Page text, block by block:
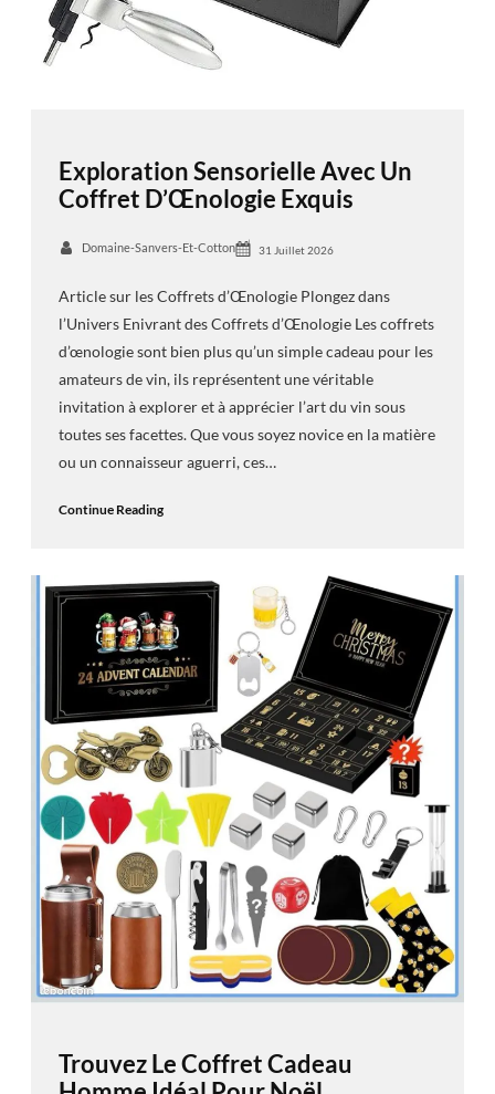
Exploration Sensorielle Avec Un
Coffret D’Œnologie Exquis
Domaine-Sanvers-Et-Cotton 31 Juillet 2026
Article sur les Coffrets d’Œnologie Plongez dans
l’Univers Enivrant des Coffrets d’Œnologie Les coffrets
d’œnologie sont bien plus qu’un simple cadeau pour les
amateurs de vin, ils représentent une véritable
invitation à explorer et à apprécier l’art du vin sous
toutes ses facettes. Que vous soyez novice en la matière
ou un connaisseur aguerri, ces…
Continue Reading
Trouvez Le Coffret Cadeau